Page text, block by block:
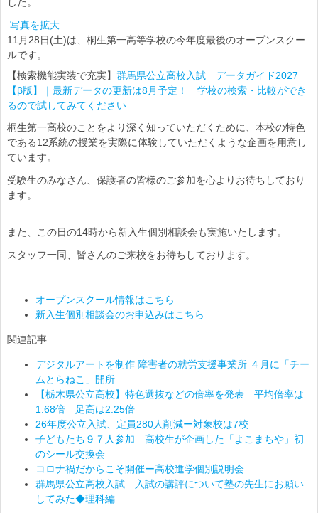
写真を拡大
11月28日(土)は、桐生第一高等学校の今年度最後のオープンスクー
ルです。
【検索機能実装で充実】 群馬県公立高校入試 データガイド2027
【β版】｜最新データの更新は8月予定！ 学校の検索・比較ができ
るので試してみてください
桐生第一高校のことをより深く知っていただくために、本校の特色
である12系統の授業を実際に体験していただくような企画を用意し
ています。
受験生のみなさん、保護者の皆様のご参加を心よりお待ちしており
ます。
また、この日の14時から新入生個別相談会も実施いたします。
スタッフ一同、皆さんのご来校をお待ちしております。
オープンスクール情報はこちら
新入生個別相談会のお申込みはこちら
関連記事
デジタルアートを制作 障害者の就労支援事業所 ４月に「チー
ムとらねこ」開所
【栃木県公立高校】特色選抜などの倍率を発表 平均倍率は
1.68倍 足高は2.25倍
26年度公立入試、定員280人削減ー対象校は7校
子どもたち９７人参加 高校生が企画した「よこまちや」初
のシール交換会
コロナ禍だからこそ開催ー高校進学個別説明会
群馬県公立高校入試 入試の講評について塾の先生にお願い
してみた◆理科編